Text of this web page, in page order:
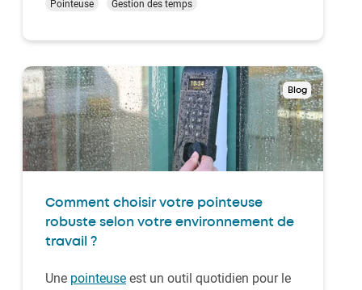
d'un smartphone qui, grâce à aux
virtuel et pourra être passé devant une
badgeuse Ke…
Pointeuse Gestion des temps
Blog
Comment choisir votre pointeuse
robuste selon votre environnement de
travail ?
Une pointeuseest un outil quotidien pour le